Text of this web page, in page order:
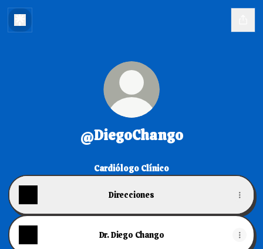
@DiegoChango
Cardiólogo Clínico
Direcciones
Dr. Diego Chango